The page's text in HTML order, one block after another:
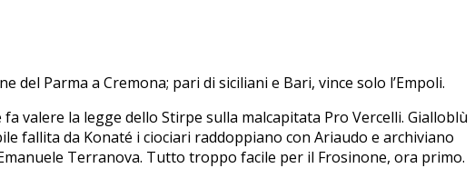
Parma a Cremona; pari di siciliani e Bari, vince solo l’Empoli.
valere la legge dello Stirpe sulla malcapitata Pro Vercelli. Gialloblù
fallita da Konaté i ciociari raddoppiano con Ariaudo e archiviano
Terranova. Tutto troppo facile per il Frosinone, ora primo.